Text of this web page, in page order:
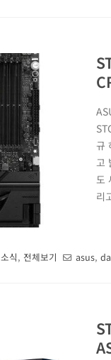
규
고
도
리
소식, 전체보기 asus,